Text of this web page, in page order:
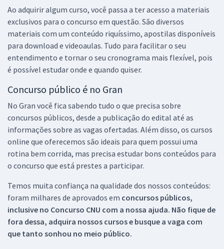
Ao adquirir algum curso, você passa a ter acesso a materiais
exclusivos para o concurso em questão. São diversos
materiais com um conteúdo riquíssimo, apostilas disponíveis
para download e videoaulas. Tudo para facilitar o seu
entendimento e tornar o seu cronograma mais flexível, pois
é possível estudar onde e quando quiser.
Concurso público é no Gran
No Gran você fica sabendo tudo o que precisa sobre
concursos públicos, desde a publicação do edital até as
informações sobre as vagas ofertadas. Além disso, os cursos
online que oferecemos são ideais para quem possui uma
rotina bem corrida, mas precisa estudar bons conteúdos para
o concurso que está prestes a participar.
Temos muita confiança na qualidade dos nossos conteúdos:
foram milhares de aprovados em concursos públicos,
inclusive no Concurso CNU com a nossa ajuda. Não fique de
fora dessa, adquira nossos cursos e busque a vaga com
que tanto sonhou no meio público.